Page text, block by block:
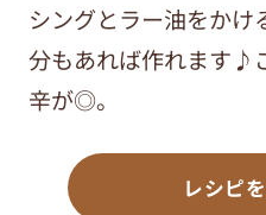
シングとラー油をかけ
分もあれば作れます♪
辛が◎。
レシピ